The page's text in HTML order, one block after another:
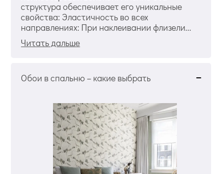
структура обеспечивает его уникальные
свойства: Эластичность во всех
направлениях: При наклеивании флизели...
Читать дальше
Обои в спальню – какие выбрать